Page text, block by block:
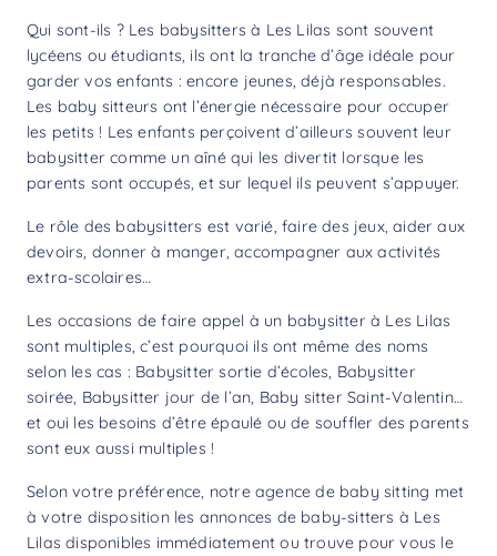
Qui sont-ils ? Les babysitters à Les Lilas sont souvent
lycéens ou étudiants, ils ont la tranche d’âge idéale pour
garder vos enfants : encore jeunes, déjà responsables.
Les baby sitteurs ont l’énergie nécessaire pour occuper
les petits ! Les enfants perçoivent d’ailleurs souvent leur
babysitter comme un aîné qui les divertit lorsque les
parents sont occupés, et sur lequel ils peuvent s’appuyer.
Le rôle des babysitters est varié, faire des jeux, aider aux
devoirs, donner à manger, accompagner aux activités
extra-scolaires…
Les occasions de faire appel à un babysitter à Les Lilas
sont multiples, c’est pourquoi ils ont même des noms
selon les cas : Babysitter sortie d’écoles, Babysitter
soirée, Babysitter jour de l’an, Baby sitter Saint-Valentin…
et oui les besoins d’être épaulé ou de souffler des parents
sont eux aussi multiples !
Selon votre préférence, notre agence de baby sitting met
à votre disposition les annonces de baby-sitters à Les
Lilas disponibles immédiatement ou trouve pour vous le